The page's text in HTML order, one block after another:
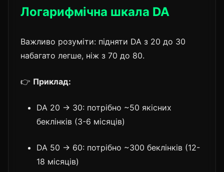
Логарифмічна шкала DA
Важливо розуміти: підняти DA з 20 до 30
набагато легше, ніж з 70 до 80.
👉 Приклад:
DA 20 → 30: потрібно ~50 якісних
беклінків (3-6 місяців)
DA 50 → 60: потрібно ~300 беклінків (12-
18 місяців)